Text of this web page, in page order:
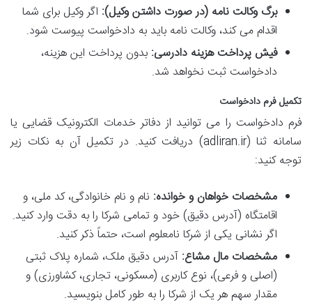
برگ وکالت نامه (در صورت داشتن وکیل): اگر وکیل برای شما
اقدام می کند، وکالت نامه باید به دادخواست پیوست شود.
فیش پرداخت هزینه دادرسی: بدون پرداخت این هزینه،
دادخواست ثبت نخواهد شد.
تکمیل فرم دادخواست
فرم دادخواست را می توانید از دفاتر خدمات الکترونیک قضایی یا
سامانه ثنا (adliran.ir) دریافت کنید. در تکمیل آن به نکات زیر
توجه کنید:
مشخصات خواهان و خوانده: نام و نام خانوادگی، کد ملی، و
اقامتگاه (آدرس دقیق) خود و تمامی شرکا را به دقت وارد کنید.
اگر نشانی یکی از شرکا نامعلوم است، حتماً ذکر کنید.
مشخصات مال مشاع: آدرس دقیق ملک، شماره پلاک ثبتی
(اصلی و فرعی)، نوع کاربری (مسکونی، تجاری، کشاورزی) و
مقدار سهم هر یک از شرکا را به طور کامل بنویسید.